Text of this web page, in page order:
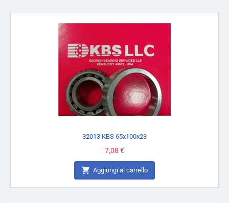
32013 KBS 65x100x23
Prezzo
7,08 €
 Aggiungi al carrello